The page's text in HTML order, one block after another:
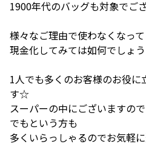
1900年代のバッグも対象でご
様々なご理由で使わなくなっ
現金化してみては如何でしょ
1人でも多くのお客様のお役に
す☆
スーパーの中にございますの
でもという方も
多くいらっしゃるのでお気軽